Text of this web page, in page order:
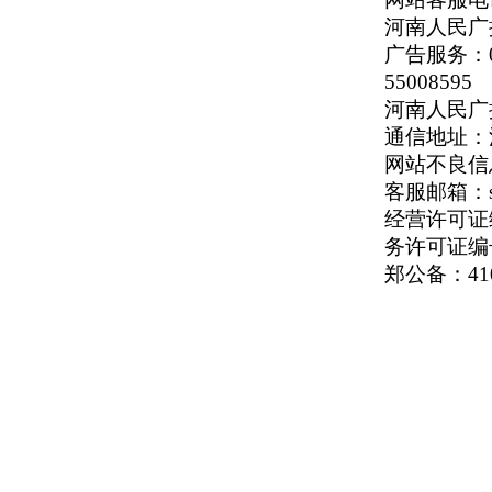
河南人民
广告服务
55008595
河南人民
通信地址：
网站不良
客服邮箱：
经营许可
务许可证
郑公备：